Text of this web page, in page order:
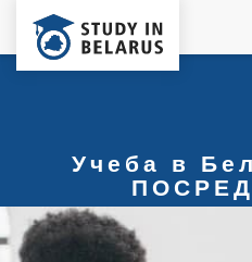
Учеба в